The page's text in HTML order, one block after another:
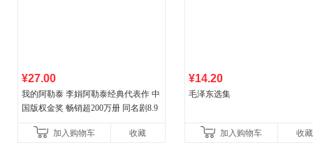
¥27.00
我的阿勒泰 李娟阿勒泰经典代表作 中
国版权金奖 畅销超200万册 同名剧8.9
加入购物车
收藏
¥14.20
毛泽东选集
加入购物车 收藏